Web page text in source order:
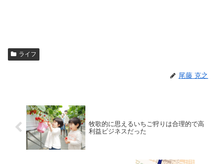
ライフ
尾藤 克之
牧歌的に思えるいちご狩りは合理的で高
利益ビジネスだった